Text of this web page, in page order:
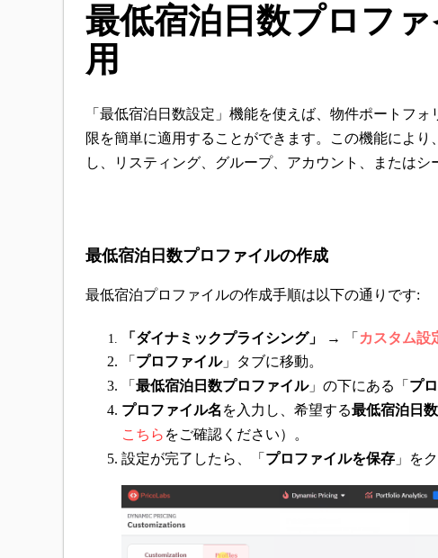
最低宿泊日数プロフ
用
「最低宿泊日数設定」機能を使えば、物件ポートフ
限を簡単に適用することができます。この機能によ
し、リスティング、グループ、アカウント、またはシ
最低宿泊日数プロファイルの作成
最低宿泊プロファイルの作成手順は以下の通りです:
「ダイナミックプライシング」 → 「 カスタム設
「 プロファイル」タブに移動。
「最低宿泊日数プロファイル」の下にある「 プ
プロファイル名 を入力し、希望する最低宿泊日数
こちら をご確認ください）。
設定が完了したら、「 プロファイルを保存 」を